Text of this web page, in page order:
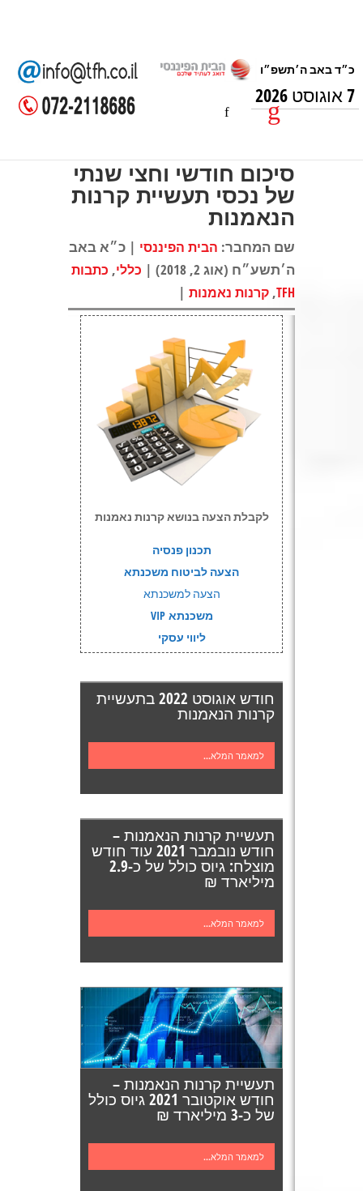
7 אוגוסט 2026
סיכום חודשי וחצי שנתי
של נכסי תעשיית קרנות
הנאמנות
שם המחבר: הבית הפיננסי | כ״א באב
ה׳תשע״ח (אוג 2, 2018) |
כללי, כתבות
TFH
, קרנות נאמנות |
לקבלת הצעה בנושא קרנות נאמנות
תכנון פנסיה
הצעה לביטוח משכנתא
הצעה למשכנתא
משכנתא VIP
ליווי עסקי
חודש אוגוסט 2022 בתעשיית
קרנות הנאמנות
למאמר המלא...
תעשיית קרנות הנאמנות –
חודש נובמבר 2021 עוד חודש
מוצלח: גיוס כולל של כ-2.9
מיליארד ₪
למאמר המלא...
תעשיית קרנות הנאמנות –
חודש אוקטובר 2021 גיוס כולל
של כ-3 מיליארד ₪
למאמר המלא...